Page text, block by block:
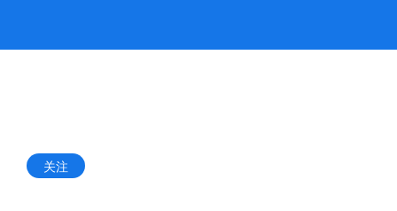
关注